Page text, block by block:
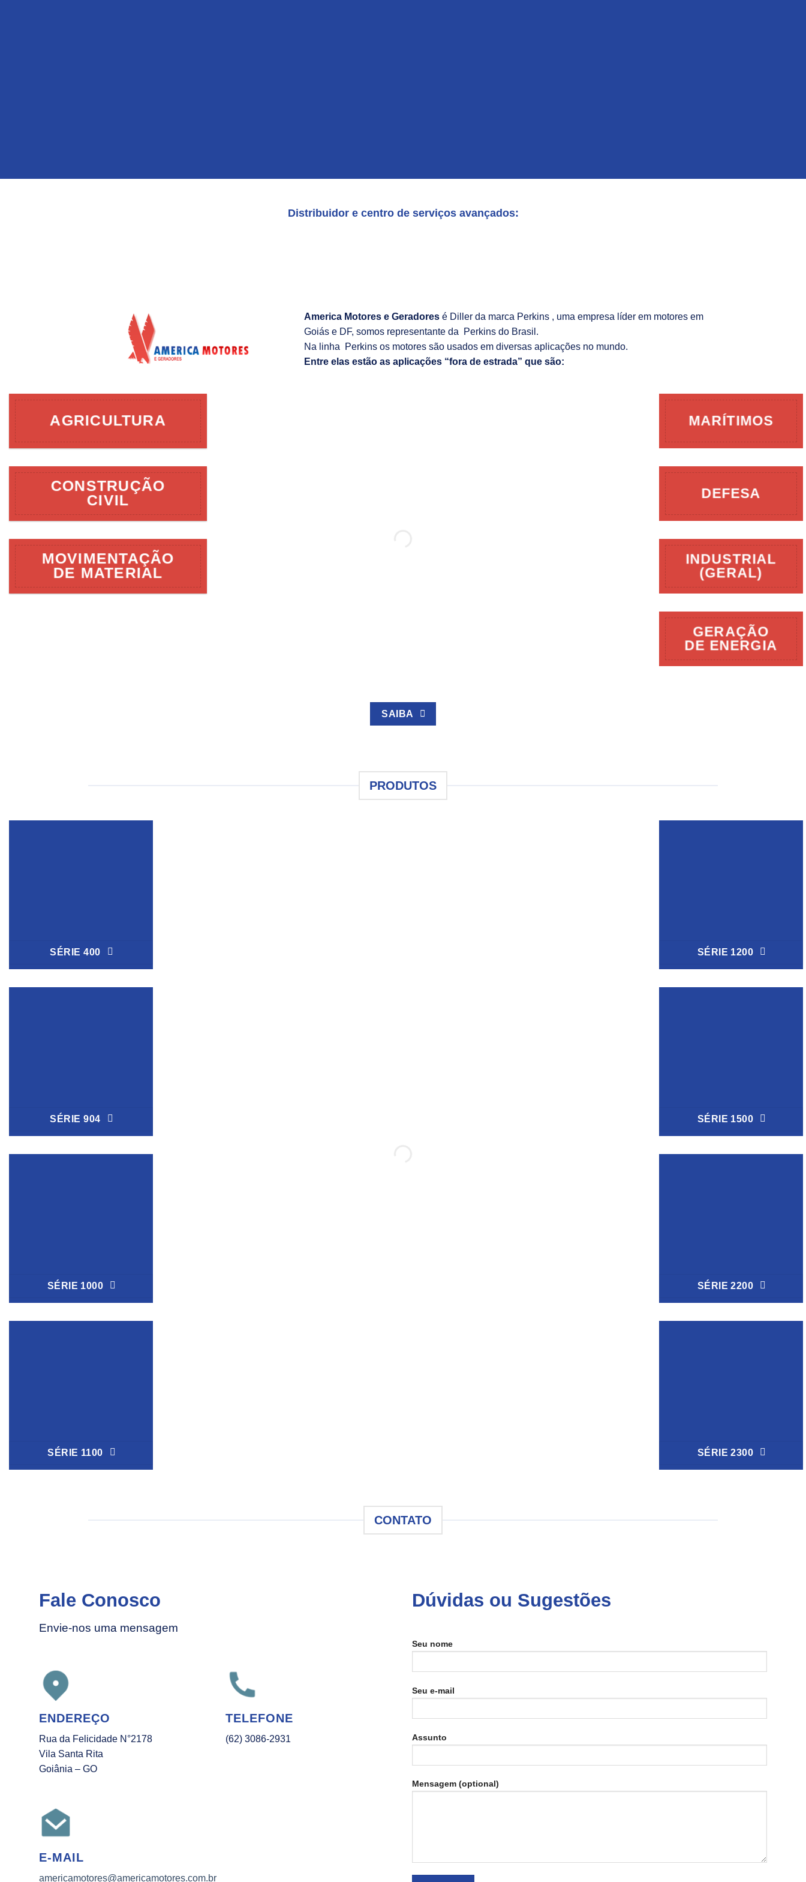
Distribuidor e centro de serviços avançados:
America Motores e Geradores é Diller da marca Perkins , uma empresa líder em motores em
Goiás e DF, somos representante da Perkins do Brasil.
Na linha Perkins os motores são usados em diversas aplicações no mundo.
Entre elas estão as aplicações “fora de estrada” que são:
AGRICULTURA
CONSTRUÇÃO
CIVIL
MOVIMENTAÇÃO
DE MATERIAL
MARÍTIMOS
DEFESA
INDUSTRIAL
(GERAL)
GERAÇÃO
DE ENERGIA
SAIBA
PRODUTOS
SÉRIE 400
SÉRIE 904
SÉRIE 1000
SÉRIE 1100
SÉRIE 1200
SÉRIE 1500
SÉRIE 2200
SÉRIE 2300
CONTATO
Fale Conosco
Envie-nos uma mensagem
ENDEREÇO
Rua da Felicidade N°2178
Vila Santa Rita
Goiânia – GO
TELEFONE
(62) 3086-2931
E-MAIL
americamotores@americamotores.com.br
Dúvidas ou Sugestões
Seu nome
Seu e-mail
Assunto
Mensagem (optional)